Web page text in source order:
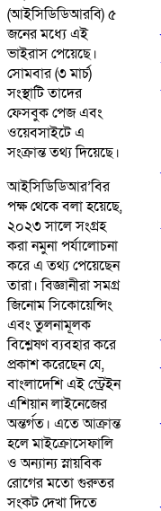
(আইসিডিডিআরবি) ৫
জনের মধ্যে এই
ভাইরাস পেয়েছে।
সোমবার (৩ মার্চ)
সংস্থাটি তাদের
ফেসবুক পেজ এবং
ওয়েবসাইটে এ
সংক্রান্ত তথ্য দিয়েছে।
আইসিডিডিআর’বির
পক্ষ থেকে বলা হয়েছে,
২০২৩ সালে সংগ্রহ
করা নমুনা পর্যালোচনা
করে এ তথ্য পেয়েছেন
তারা। বিজ্ঞানীরা সমগ্র
জিনোম সিকোয়েন্সিং
এবং তুলনামূলক
বিশ্লেষণ ব্যবহার করে
প্রকাশ করেছেন যে,
বাংলাদেশি এই স্ট্রেইন
এশিয়ান লাইনেজের
অন্তর্গত। এতে আক্রান্ত
হলে মাইক্রোসেফালি
ও অন্যান্য স্নায়বিক
রোগের মতো গুরুতর
সংকট দেখা দিতে